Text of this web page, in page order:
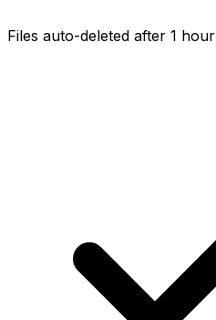
Files auto-deleted after 1 hour